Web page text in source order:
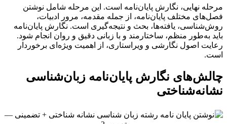
مرحله نهایی، نگارش پایان‌نامه است. این مرحله شامل نوشتن
فصل‌های مختلف پایان‌نامه، از جمله مقدمه، مرور ادبیات،
روش‌شناسی، یافته‌ها، بحث و نتیجه‌گیری است. نگارش پایان‌نامه
باید به‌طور منظم، ساختارمند و با زبانی دقیق و روان انجام شود.
رعایت اصول نگارشی و ویراستاری، از اهمیت ویژه‌ای برخوردار
است.
چالش‌های نگارش پایان‌نامه زبان‌شناسی
نشانه‌شناختی